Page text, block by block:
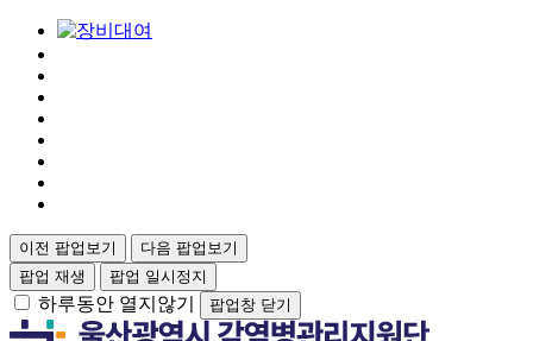
이전 팝업보기
다음 팝업보기
팝업 재생
팝업 일시정지
하루동안 열지않기 팝업창 닫기